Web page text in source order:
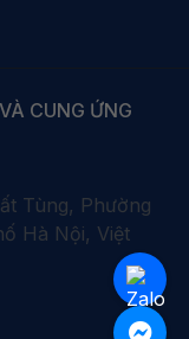
CUNG ỨNG
Tùng, Phường
Hà Nội, Việt